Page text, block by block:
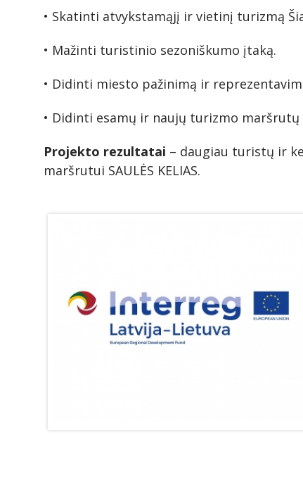
• Skatinti atvykstamąjį ir vietinį turizmą
• Mažinti turistinio sezoniškumo įtaką.
• Didinti miesto pažinimą ir
• Didinti esamų ir naujų turizmo
Projekto rezultatai – daugiau turistų ir
maršrutui SAULĖS KELIAS.